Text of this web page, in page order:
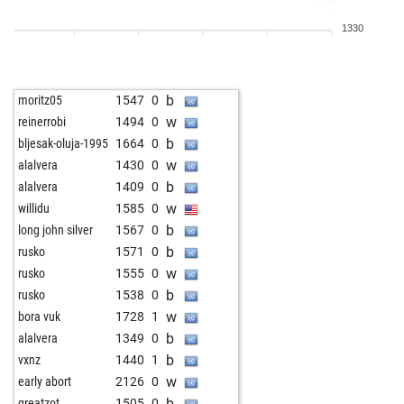
w
early abort 2264 0 w
rabli 1774 1 b
paulmurphy 1523 1 b
tsetsebye 1702 1 w
early abort 2208 0 w
pawnee 1770 0 w
pawnee 1759 0 b
pawnee 1747 0 w
jani 76 1648 0 w
jani 76 1629 0 b
jani 76 1645 1 w
botany 1475 0 b
botany 1483 1 w
botany 1491 1 b
1330
moritz05 1547 0 b
reinerrobi 1494 0 w
bljesak-oluja-1995 1664 0 b
alalvera 1430 0 w
alalvera 1409 0 b
willidu 1585 0 w
long john silver 1567 0 b
rusko 1571 0 b
rusko 1555 0 w
rusko 1538 0 b
bora vuk 1728 1 w
alalvera 1349 0 b
vxnz 1440 1 b
early abort 2126 0 w